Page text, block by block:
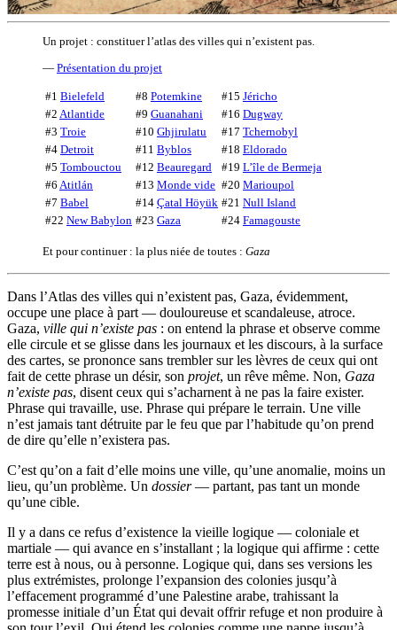
Un projet : constituer l’atlas des villes qui n’existent pas.
— Présentation du projet
#1 Bielefeld #8 Potemkine #15 Jéricho
#2 Atlantide #9 Guanahani #16 Dugway
#3 Troie #10 Ghjirulatu #17 Tchernobyl
#4 Detroit #11 Byblos #18 Eldorado
#5 Tombouctou #12 Beauregard #19 L’île de Bermeja
#6 Atitlán #13 Monde vide #20 Marioupol
#7 Babel #14 Çatal Höyük #21 Null Island
#22 New Babylon #23 Gaza #24 Famagouste
Et pour continuer : la plus niée de toutes : Gaza
Dans l’Atlas des villes qui n’existent pas, Gaza, évidemment,
occupe une place à part — douloureuse et scandaleuse, atroce.
Gaza, ville qui n’existe pas : on entend la phrase et observe comme
elle circule et se glisse dans les journaux et les discours, à la surface
des cartes, se prononce sans trembler sur les lèvres de ceux qui ont
fait de cette phrase un désir, son projet, un rêve même. Non, Gaza
n’existe pas, disent ceux qui s’acharnent à ne pas la faire exister.
Phrase qui travaille, use. Phrase qui prépare le terrain. Une ville
n’est jamais tant détruite par le feu que par l’habitude qu’on prend
de dire qu’elle n’existera pas.
C’est qu’on a fait d’elle moins une ville, qu’une anomalie, moins un
lieu, qu’un problème. Un dossier— partant, pas tant un monde
qu’une cible.
Il y a dans ce refus d’existence la vieille logique — coloniale et
martiale — qui avance en s’installant ; la logique qui affirme : cette
terre est à nous, ou à personne. Logique qui, dans ses versions les
plus extrémistes, prolonge l’expansion des colonies jusqu’à
l’effacement programmé d’une Palestine arabe, trahissant la
promesse initiale d’un État qui devait offrir refuge et non produire à